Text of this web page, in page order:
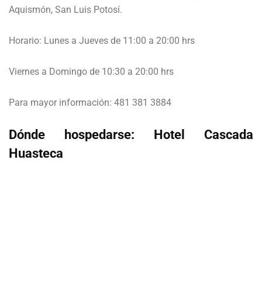
Aquismón, San Luis Potosí.
Horario: Lunes a Jueves de 11:00 a 20:00 hrs
Viernes a Domingo de 10:30 a 20:00 hrs
Para mayor información: 481 381 3884
Dónde hospedarse: Hotel Cascada
Huasteca